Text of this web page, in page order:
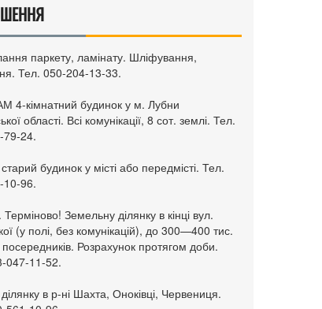
паркету, ламінату. Шліфування,
Тел. 050-204-13-33.
4-кімнатний будинок у м. Лубни
області. Всі комунікації, 8 сот. землі. Тел.
79-24.
будинок у місті або передмісті. Тел.
10-96.
Земельну ділянку в кінці вул.
(у полі, без комунікацій), до 300—400 тис.
Розрахунок протягом доби.
047-11-52.
в р-ні Шахта, Оноківці, Червениця.